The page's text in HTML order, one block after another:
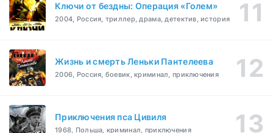
Ключи от бездны: Операция «Голем»
2004, Россия, триллер, драма, детектив, история
Жизнь и смерть Леньки Пантелеева
2006, Россия, боевик, криминал, приключения
Приключения пса Цивиля
1968, Польша, криминал, приключения